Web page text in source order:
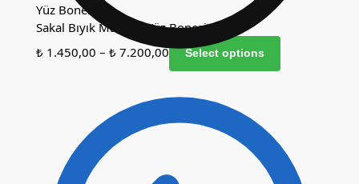
Sakal Bıyık Maskesi Yüz Bonesi
₺ 1.450,00 – ₺ 7.200,00 Select options